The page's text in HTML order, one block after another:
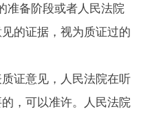
准备阶段或者人民法院
的证据，视为质证过的
证意见，人民法院在听
，可以准许。人民法院